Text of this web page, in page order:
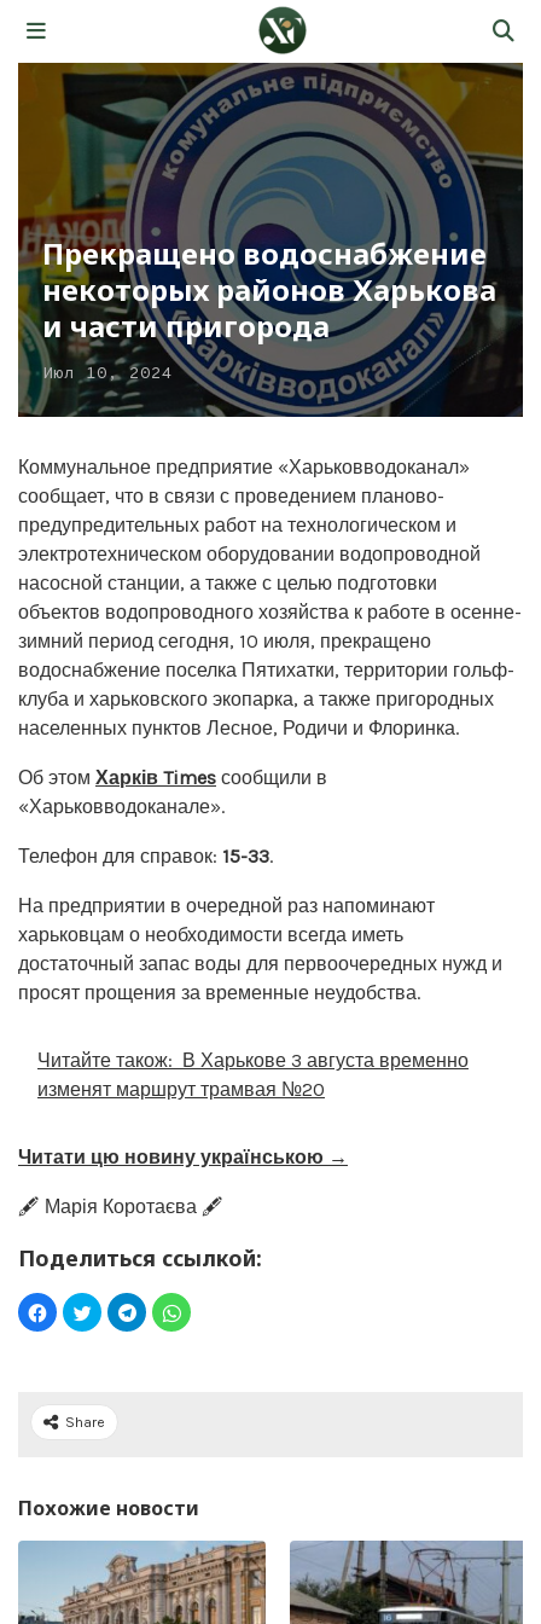
Прекращено водоснабжение
некоторых районов Харькова
и части пригорода
Июл 10, 2024
Коммунальное предприятие «Харьковводоканал»
сообщает, что в связи с проведением планово-
предупредительных работ на технологическом и
электротехническом оборудовании водопроводной
насосной станции, а также с целью подготовки
объектов водопроводного хозяйства к работе в осенне-
зимний период сегодня, 10 июля, прекращено
водоснабжение поселка Пятихатки, территории гольф-
клуба и харьковского экопарка, а также пригородных
населенных пунктов Лесное, Родичи и Флоринка.
Об этом Харків Times сообщили в
«Харьковводоканале».
Телефон для справок: 15-33.
На предприятии в очередной раз напоминают
харьковцам о необходимости всегда иметь
достаточный запас воды для первоочередных нужд и
просят прощения за временные неудобства.
Читайте також: В Харькове 3 августа временно
изменят маршрут трамвая №20
Читати цю новину українською →
🖋️ Марія Коротаєва 🖋️
Поделиться ссылкой:
Share
Похожие новости